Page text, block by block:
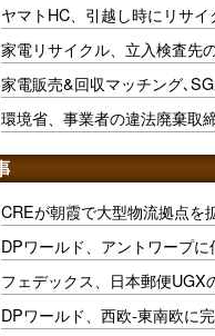
ヤマトHC、引越し時にリサ
家電リサイクル、立入検査先
家電販売&回収マッチング､
環境省、事業者の違法廃棄取
CREが朝霞で大型物流拠点を
DPワールド、アントワープ
フェデックス、日本郵便UGX
DPワールド、西欧-東南欧に